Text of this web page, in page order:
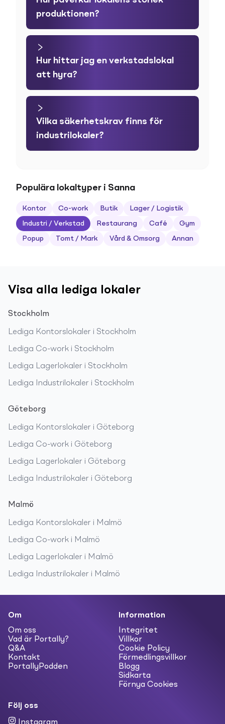
produktionen?
Hur hittar jag en verkstadslokal
att hyra?
Vilka säkerhetskrav finns för
industrilokaler?
Populära lokaltyper i Sanna
Kontor Co-work Butik Lager / Logistik
Industri / Verkstad Restaurang Café Gym
Popup Tomt / Mark Vård & Omsorg Annan
Visa alla lediga lokaler
Stockholm
Lediga Kontorslokaler i Stockholm
Lediga Co-work i Stockholm
Lediga Lagerlokaler i Stockholm
Lediga Industrilokaler i Stockholm
Göteborg
Lediga Kontorslokaler i Göteborg
Lediga Co-work i Göteborg
Lediga Lagerlokaler i Göteborg
Lediga Industrilokaler i Göteborg
Malmö
Lediga Kontorslokaler i Malmö
Lediga Co-work i Malmö
Lediga Lagerlokaler i Malmö
Lediga Industrilokaler i Malmö
Om
Om oss
Vad är Portally?
Q&A
Kontakt
PortallyPodden
Information
Integritet
Villkor
Cookie Policy
Förmedlingsvillkor
Blogg
Sidkarta
Förnya Cookies
Följ oss